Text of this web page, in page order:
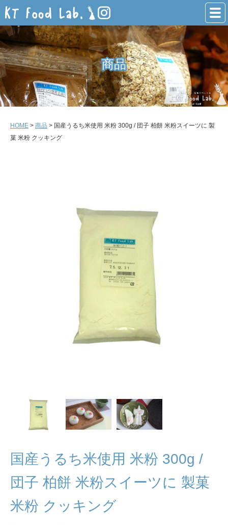
商品
商品
HOME > 商品 > 国産うるち米使用 米粉 300g / 団子 柏餅 米粉スイーツに 製
菓 米粉 クッキング
国産うるち米使用 米粉 300g /
団子 柏餅 米粉スイーツに 製菓
米粉 クッキング